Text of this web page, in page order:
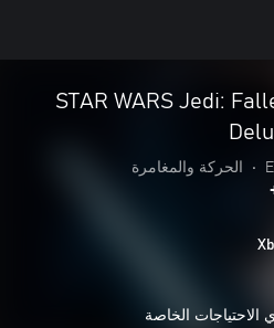
STAR WARS Jedi:
• الحركة والمغامرة